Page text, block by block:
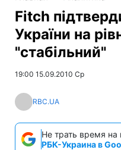
Fitch
України на
"стабільний"
19:00 15.09.2010 Ср
RBC.UA
Не трать время на
РБК-Украина в